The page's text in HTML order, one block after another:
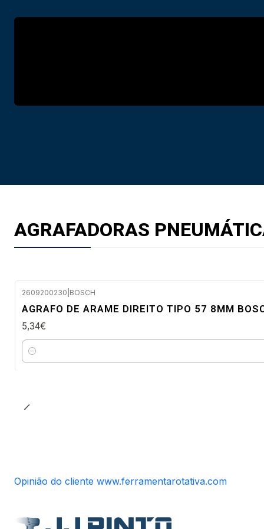
AGRAFADORAS
2609200230 BOSCH
AGRAFO DE ARAME DIREITO TIPO 57 8MM
5,34€
Quantidade
Opinião do cliente www.ferramentarotativa.com